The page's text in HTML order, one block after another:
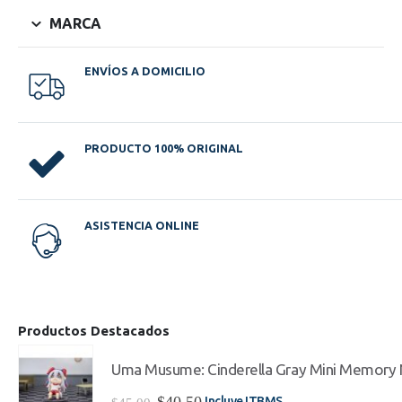
MARCA
ENVÍOS A DOMICILIO
PRODUCTO 100% ORIGINAL
ASISTENCIA ONLINE
Productos Destacados
Uma Musume: Cinderella Gray Mini Memory